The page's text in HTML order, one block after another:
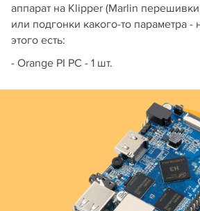
аппарат на Klipper (Marlin
или подгонки какого-то параметра -
этого есть:
- Orange PI PC - 1 шт.